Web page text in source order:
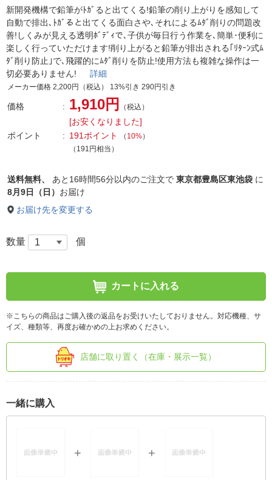
新開発機構で鉛筆がﾄｶﾞると出てくる!鉛筆の削り上がりを感知して
自動で排出､ﾄｶﾞると出てくる面白さや､それによるﾑﾀﾞ削りの問題改
善!しくみが見える透明ﾎﾞﾃﾞｨで､子供が毎日行う作業を､簡単･便利に
楽しく行っていただけます!削り上がると鉛筆が排出される｢ﾘﾀｰﾝ式ﾑ
ﾀﾞ削り防止｣で､飛躍的にﾑﾀﾞ削りを防止!使用方法も複雑な操作は一
切必要ありません! 詳細
メーカー価格 2,200円（税込） 13%引き 290円引き
価格 1,910円 （税込）
[お安くなりました]
ポイント
191ポイント （ 10%）
（191円相当）
送料無料、 あと 16時間56分以内のご注文で 東京都豊島区東池袋 に
8月9日（日） お届け
お届け先を変更する
数量 個
カートに入れる
※こちらの商品はご購入後の返品をお受けいたしておりません。対応機種、サ
イズ、種類等、再度お確かめの上お求めください。
店舗に取り置く（在庫・展示一覧）
一緒に購入